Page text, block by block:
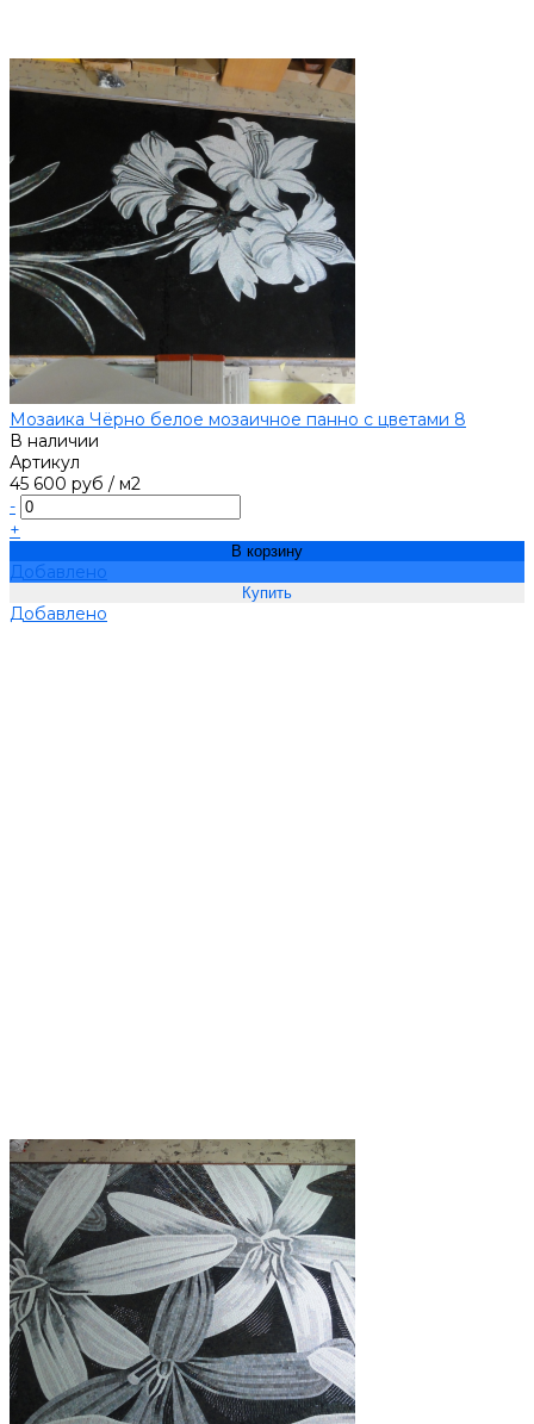
Мозаика Чёрно белое мозаичное панно с цветами 8
В наличии
Артикул
45 600 руб / м2
-
+
В корзину
Добавлено
Добавлено